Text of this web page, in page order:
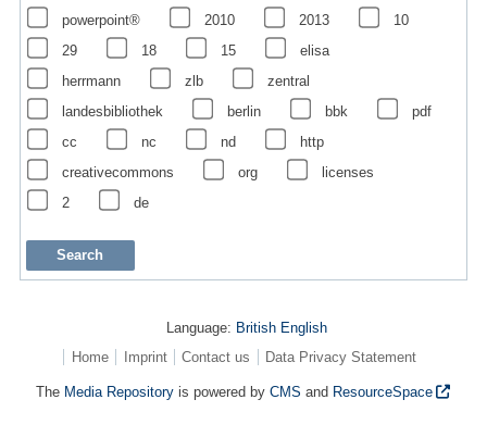
powerpoint®
2010 2013
10
29
18 15
elisa
herrmann
zlb
zentral
landesbibliothek
berlin bbk
pdf
cc
nc nd
http
creativecommons
org
licenses
2
de
Language: British English
Home
Imprint Contact us Data Privacy Statement
The Media Repository is powered byCMS and ResourceSpace